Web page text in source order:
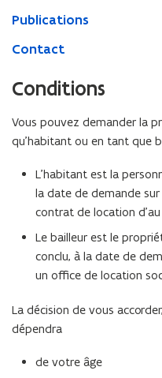
Publications
Contact
Conditions
Vous pouvez demander la
qu’habitant ou en tant que
L’habitant est la
la date de demande sur
contrat de location
Le bailleur est le
conclu, à la date de
un office de location
La décision de vous
dépendra
de votre âge